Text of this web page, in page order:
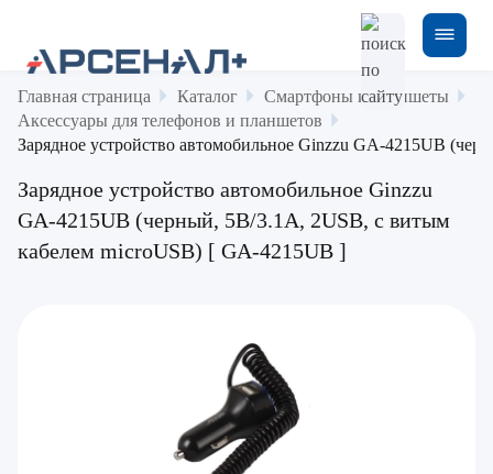
Главная страница Каталог
Смартфоны и планшеты
Аксессуары для телефонов и планшетов
Зарядное устройство автомобильное Ginzzu GA-4215UB
Зарядное устройство автомобильное Ginzzu
GA-4215UB (черный, 5В/3.1A, 2USB, с витым
кабелем microUSB) [ GA-4215UB ]